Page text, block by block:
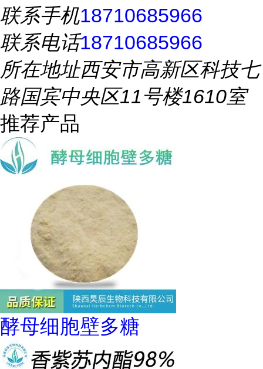
联系手机18710685966
联系电话18710685966
所在地址西安市高新区科技七
路国宾中央区11号楼1610室
推荐产品
酵母细胞壁多糖